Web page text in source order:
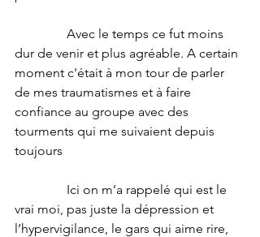
Avec le temps ce fut moins
dur de venir et plus agréable. A certain
moment c'était à mon tour de parler
de mes traumatismes et à faire
confiance au groupe avec des
tourments qui me suivaient depuis
toujours
Ici on m’a rappelé qui est le
vrai moi, pas juste la dépression et
l’hypervigilance, le gars qui aime rire,